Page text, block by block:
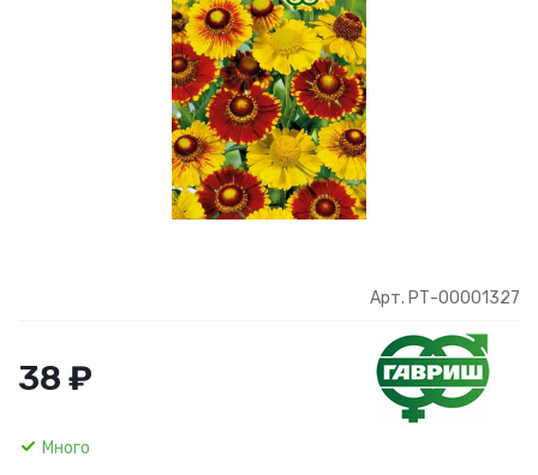
Арт. РТ-00001327
38 ₽
Много